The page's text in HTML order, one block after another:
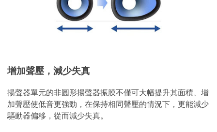
增加聲壓，減少失真
揚聲器單元的非圓形揚聲器振膜不僅可大幅提升其面積、增
加聲壓使低音更強勁，在保持相同聲壓的情況下，更能減少
驅動器偏移，從而減少失真。